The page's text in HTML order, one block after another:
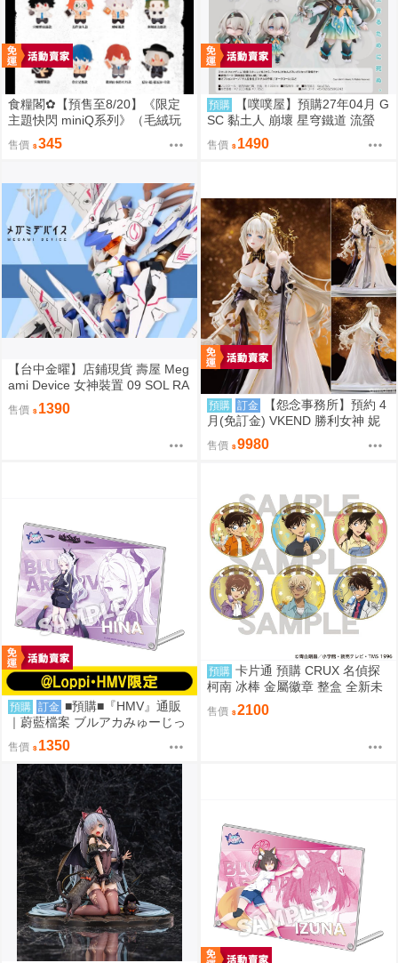
食糧閣✿【預售至8/20】《限定
主題快閃 miniQ系列》（毛絨玩
偶）惡靈剋星／幻影敢死隊／主
題快閃／宍喰野虎落／是岸遊人
都
售價 345
預購
【噗噗屋】預購27年04月 G
SC 黏土人 崩壞 星穹鐵道 流螢
免訂金
售價 1490
【台中金曜】店鋪現貨 壽屋 Meg
ami Device 女神裝置 09 SOL RA
PTOR 白梟 猛禽 組裝模型
售價 1390 預購 訂金
【怨念事務所】預約 4
月(免訂金) VKEND 勝利女神 妮
姬 皇冠 榮耀之花 1/4 附特典 101
8
售價 9980
預購 訂金 ■預購■『HMV』通販
｜蔚藍檔案 ブルアカみゅーじっ
く♪3D LIVE『空崎陽奈&早瀨優
香&尾刃環奈&錠前沙織』壓克力
板。[0912]
售價 1350
預購 卡片通 預購 CRUX 名偵探
柯南 冰棒 金屬徽章 整盒 全新未
售價 2100